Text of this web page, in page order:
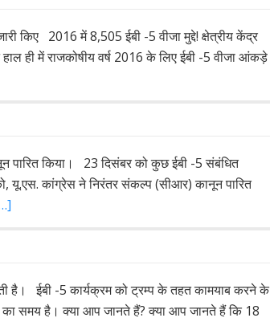
किए 2016 में 8,505 ईबी -5 वीजा मुद्दे! क्षेत्रीय केंद्र
ही में राजकोषीय वर्ष 2016 के लिए ईबी -5 वीजा आंकड़े
पारित किया। 23 दिसंबर को कुछ ईबी -5 संबंधित
यू.एस. कांग्रेस ने निरंतर संकल्प (सीआर) कानून पारित
है। ईबी -5 कार्यक्रम को ट्रम्प के तहत कामयाब करने के
का समय है। क्या आप जानते हैं? क्या आप जानते हैं कि 18